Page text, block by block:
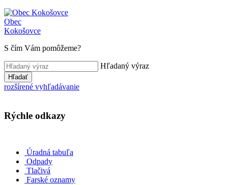
Obec
Kokošovce
S čím Vám pomôžeme?
Hľadaný výraz
Hľadať
rozšírené vyhľadávanie
Rýchle odkazy
Úradná tabuľa
Odpady
Tlačivá
Farské oznamy